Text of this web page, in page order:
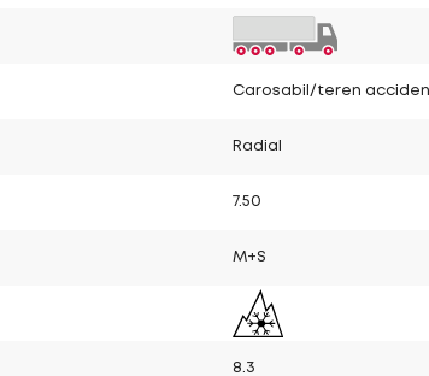
Carosabil/teren
Radial
7.50
M+S
8.3